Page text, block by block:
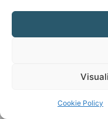
Cookie Policy